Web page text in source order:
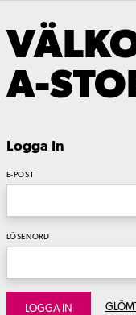
A-
Logga In
E-POST
LÖSENORD
LOGGA IN